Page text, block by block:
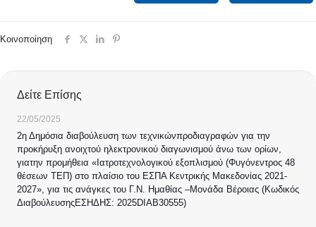
Κοινοποίηση
Δείτε Επίσης
22/05/2025
2η Δημόσια διαβούλευση των τεχνικώνπροδιαγραφών για την
προκήρυξη ανοιχτού ηλεκτρονικού διαγωνισμού άνω των ορίων,
γιατην προμήθεια «Ιατροτεχνολογικού εξοπλισμού (Φυγόνεντρος 48
θέσεων ΤΕΠ) στο πλαίσιο του ΕΣΠΑ Κεντρικής Μακεδονίας 2021-
2027», για τις ανάγκες του Γ.Ν. Ημαθίας –Μονάδα Βέροιας (Κωδικός
ΔιαβούλευσηςΕΣΗΔΗΣ: 2025DIAB30555)